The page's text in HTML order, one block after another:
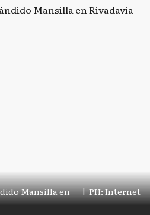
Mansilla en
| PH: Internet